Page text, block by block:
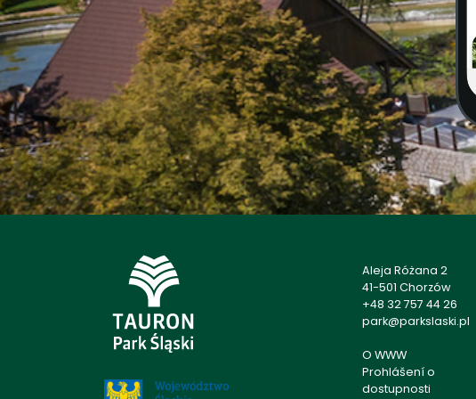
Aleja Różana 2
41-501 Chorzów
+48 32 757 44 26
park@parkslaski.pl
O WWW
Prohlášení o
dostupnosti